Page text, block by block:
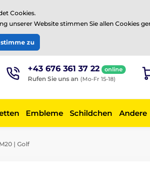
aufTrustpilot
+43 676 361 37 22 online
Rufen Sie uns an (Mo-Fr 15-18)
Embleme Schildchen Andere
| Golf
Cookies.
unserer Website stimmen Sie allen Cookies
stimme zu